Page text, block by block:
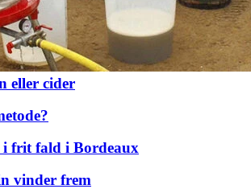
eller cider
frit fald i Bordeaux
vinder frem